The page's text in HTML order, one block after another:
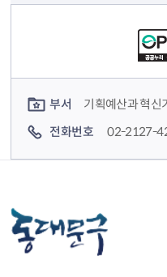
부서
기획예산과 혁신
전화번호
02-2127-